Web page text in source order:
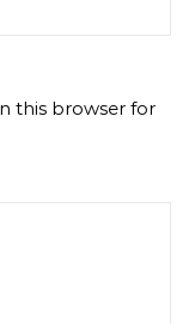
this browser for